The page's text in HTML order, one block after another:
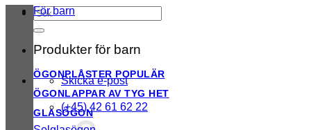
Sök
efter:
Skicka e-post
(+45) 42 61 62 22
För barn
Produkter för barn
ÖGONPLÅSTER
ÖGONLAPPAR AV TYG
GLASÖGON